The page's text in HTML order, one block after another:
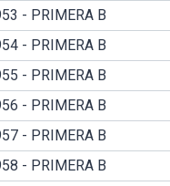
- PRIMERA B
- PRIMERA B
- PRIMERA B
- PRIMERA B
- PRIMERA B
- PRIMERA B